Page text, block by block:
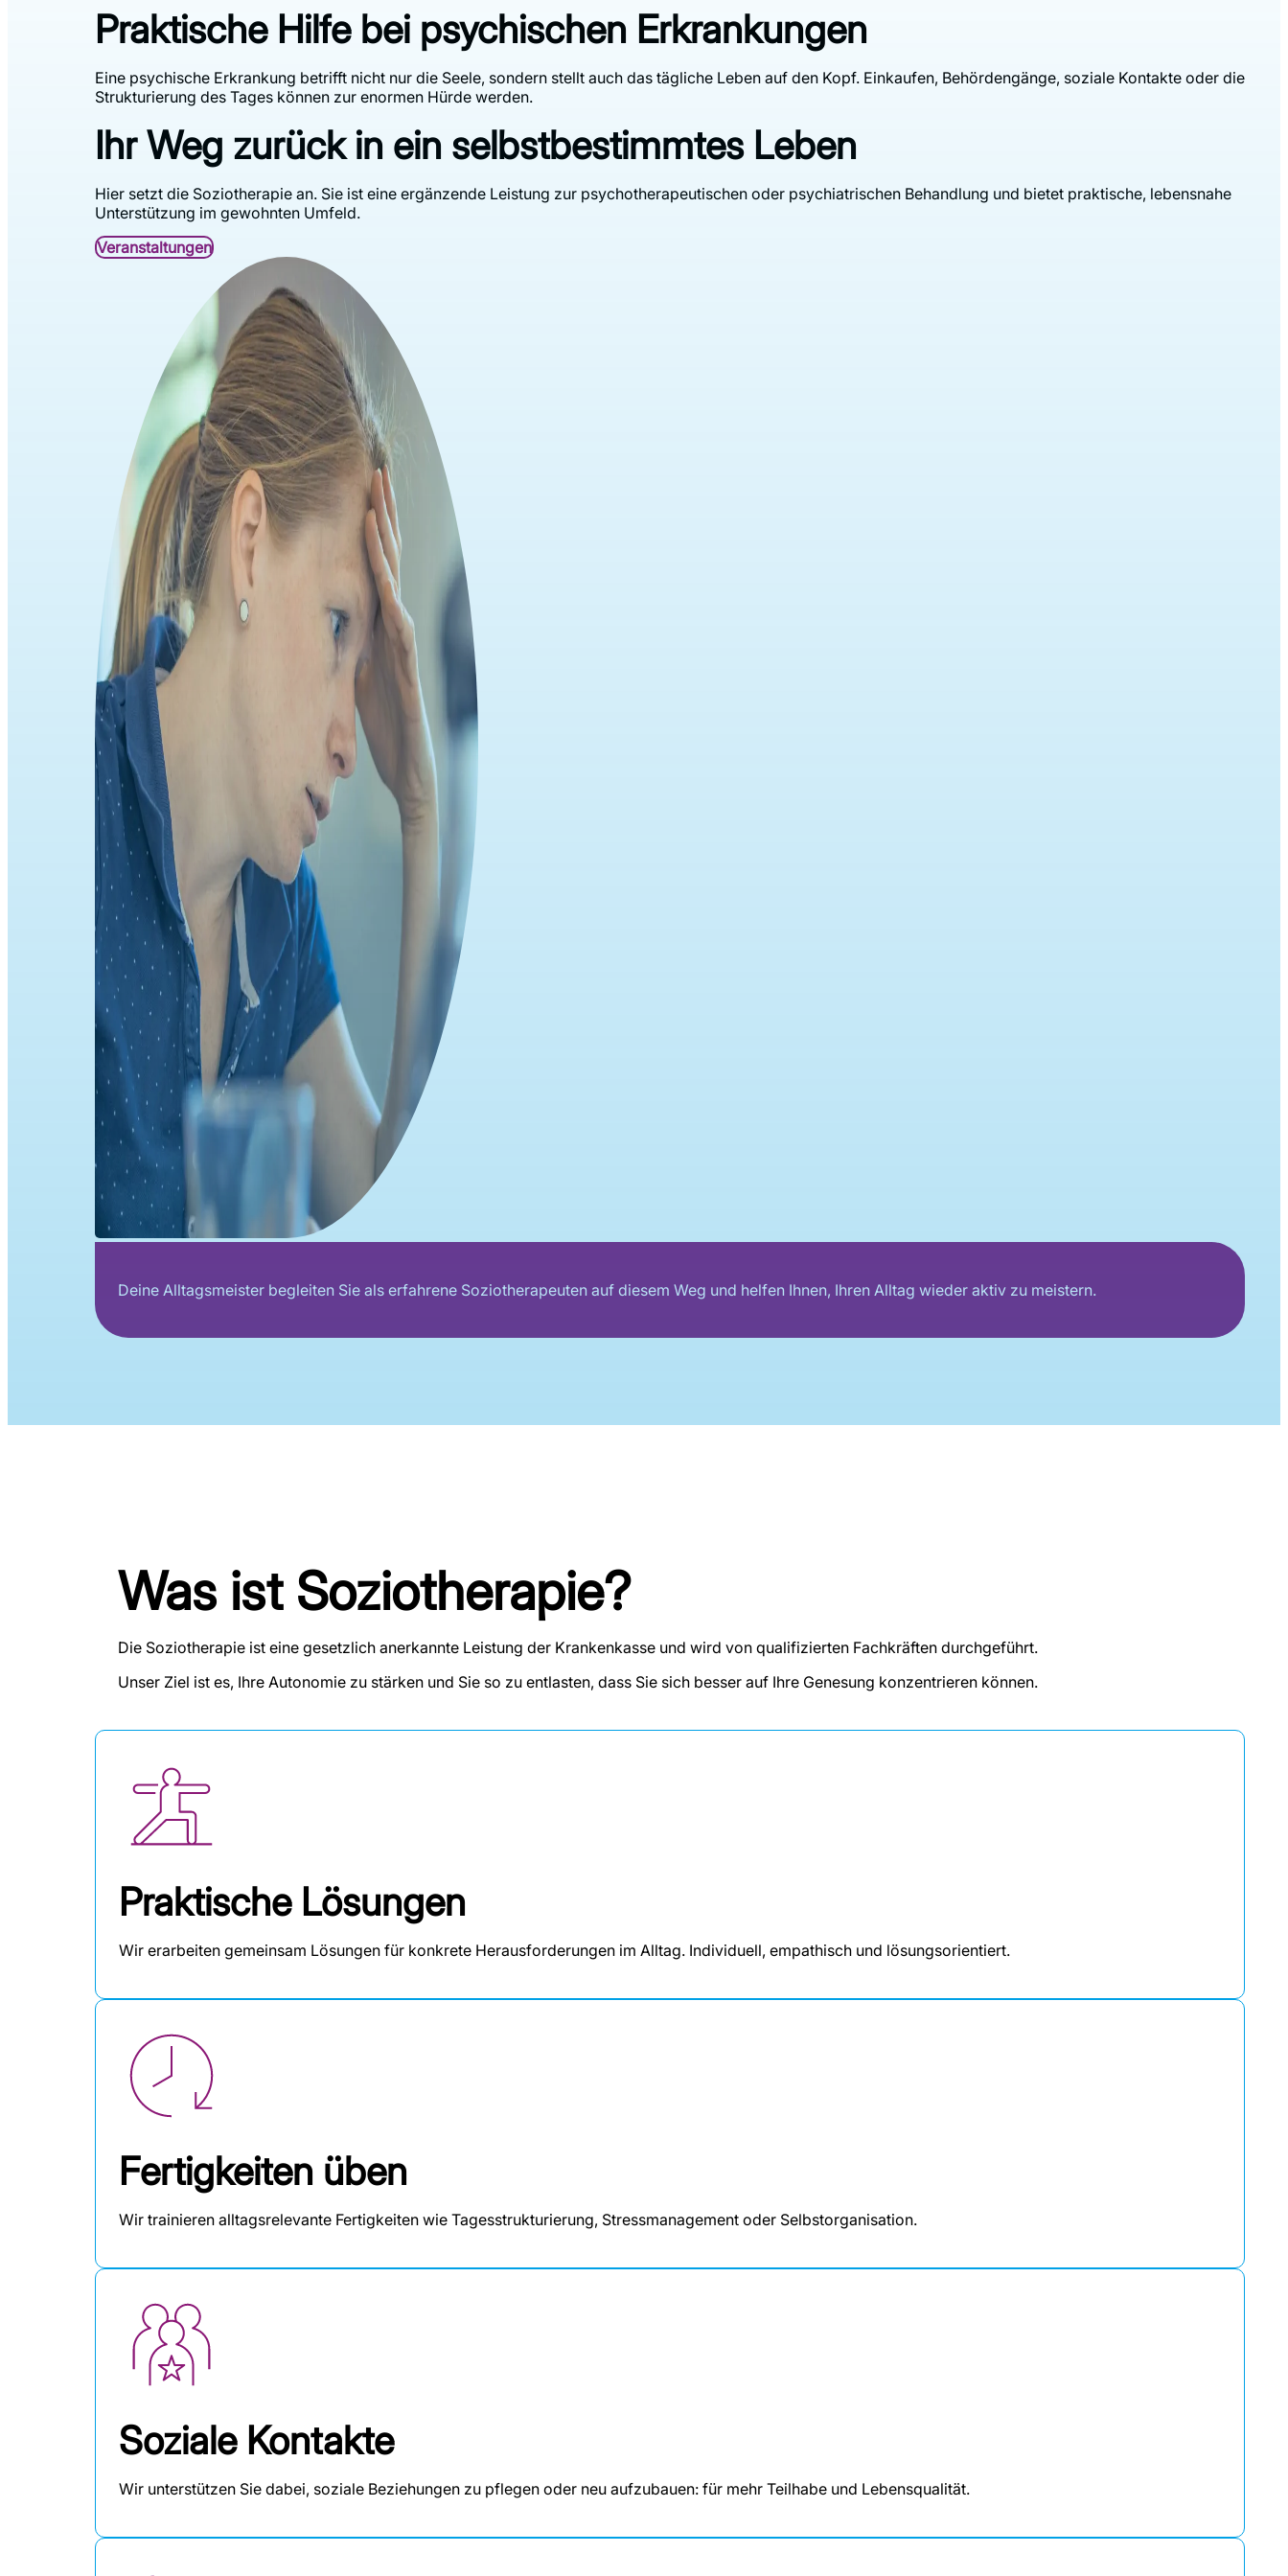
Praktische Hilfe bei psychischen Erkrankungen
Eine psychische Erkrankung betrifft nicht nur die Seele, sondern stellt auch das tägliche Leben auf den Kopf. Einkaufen, Behördengänge, soziale Kontakte oder die
Strukturierung des Tages können zur enormen Hürde werden.
Ihr Weg zurück in ein selbstbestimmtes Leben
Hier setzt die Soziotherapie an. Sie ist eine ergänzende Leistung zur psychotherapeutischen oder psychiatrischen Behandlung und bietet praktische, lebensnahe
Unterstützung im gewohnten Umfeld.
Veranstaltungen
Deine Alltagsmeister begleiten Sie als erfahrene Soziotherapeuten auf diesem Weg und helfen Ihnen, Ihren Alltag wieder aktiv zu meistern.
Was ist Soziotherapie?
Die Soziotherapie ist eine gesetzlich anerkannte Leistung der Krankenkasse und wird von qualifizierten Fachkräften durchgeführt.
Unser Ziel ist es, Ihre Autonomie zu stärken und Sie so zu entlasten, dass Sie sich besser auf Ihre Genesung konzentrieren können.
Praktische Lösungen
Wir erarbeiten gemeinsam Lösungen für konkrete Herausforderungen im Alltag. Individuell, empathisch und lösungsorientiert.
Fertigkeiten üben
Wir trainieren alltagsrelevante Fertigkeiten wie Tagesstrukturierung, Stressmanagement oder Selbstorganisation.
Soziale Kontakte
Wir unterstützen Sie dabei, soziale Beziehungen zu pflegen oder neu aufzubauen: für mehr Teilhabe und Lebensqualität.